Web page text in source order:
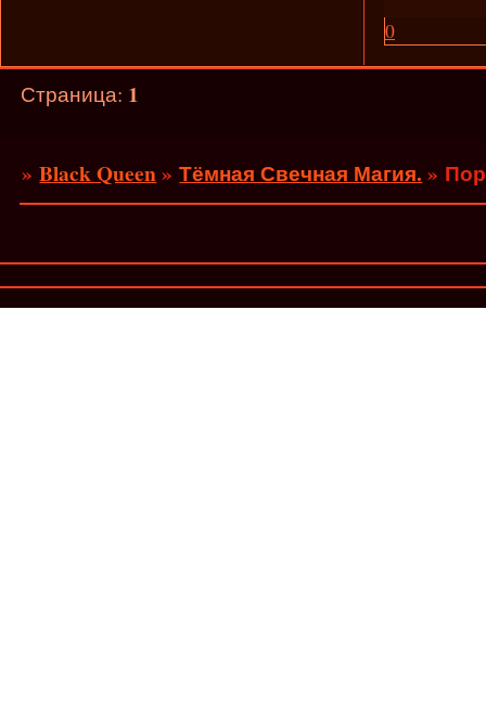
0
Страница: 1
»Black Queen»Тёмная Свечная Магия. »